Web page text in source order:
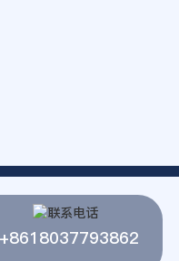
+8618037793862